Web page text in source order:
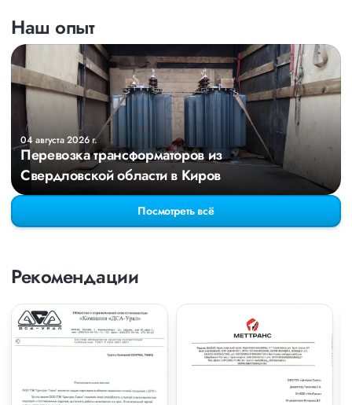
Наш опыт
04 августа 2026 г.
Перевозка трансформаторов из
Свердловской области в Киров
Посмотреть всё
Рекомендации